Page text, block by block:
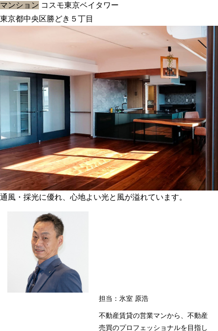
マンション コスモ東京ベイタワー
東京都中央区勝どき５丁目
通風・採光に優れ、心地よい光と風が溢れています。
担当：氷室 原浩
不動産賃貸の営業マンから、不動産
売買のプロフェッショナルを目指し